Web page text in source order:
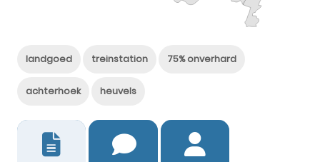
landgoed treinstation 75% onverhard
achterhoek heuvels